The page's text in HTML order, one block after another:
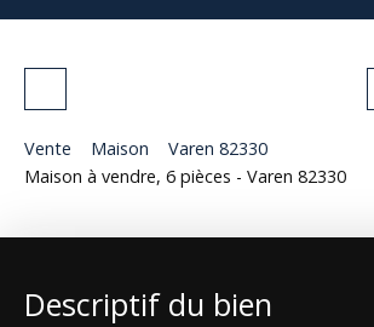
Vente Maison
Varen 82330
Maison à vendre, 6 pièces - Varen 82330
Descriptif du bien